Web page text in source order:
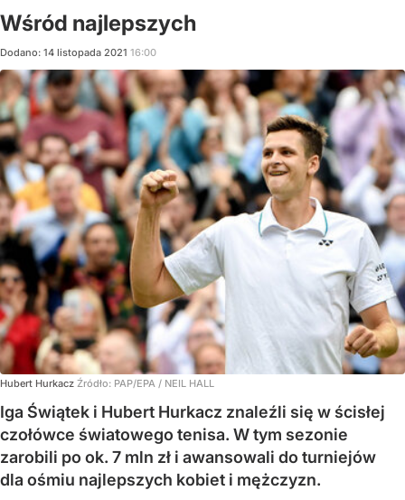
Wśród najlepszych
Dodano: 14 listopada 2021 16:00
Hubert Hurkacz Źródło: PAP/EPA / NEIL HALL
Iga Świątek i Hubert Hurkacz znaleźli się w ścisłej
czołówce światowego tenisa. W tym sezonie
zarobili po ok. 7 mln zł i awansowali do turniejów
dla ośmiu najlepszych kobiet i mężczyzn.